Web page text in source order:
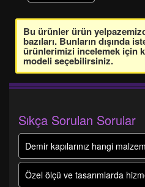
Bu ürünler ürün
bazıları. Bunların dışında
ürünlerimizi incelemek için
modeli seçebilirsiniz.
Sıkça Sorulan Sorular
Demir kapılarınız hangi
Özel ölçü ve tasarımlarda